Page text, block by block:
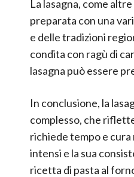
La lasagna, come
preparata con una
e delle tradizioni
condita con ragù di
lasagna può essere
In conclusione, la
complesso, che
richiede tempo e cura
intensi e la sua
ricetta di pasta al